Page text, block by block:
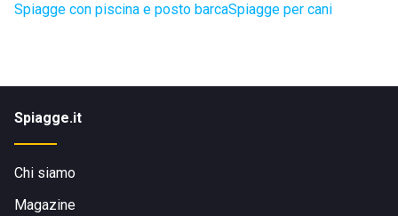
Spiagge con piscina e posto barcaSpiagge per cani
Spiagge.it
Chi siamo
Magazine